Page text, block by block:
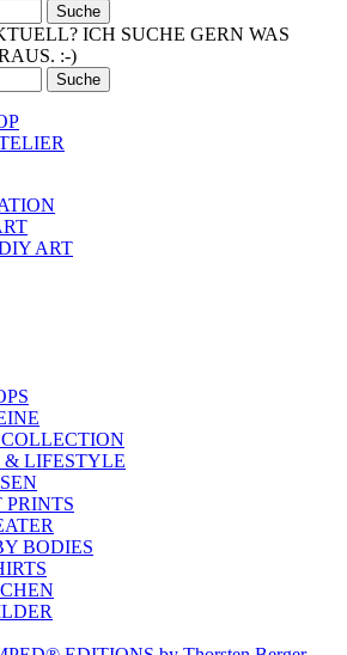
Suche
ICH SUCHE GERN WAS
:-)
Suche
ART
& LIFESTYLE
PRINTS
BODIES